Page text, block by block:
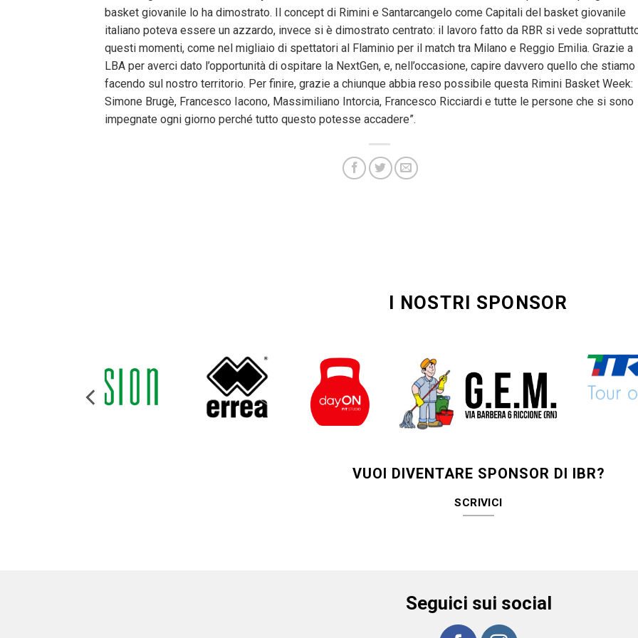
basket giovanile lo ha dimostrato. Il concept di Rimini e Santarcangelo come Capitali del basket giovanile
italiano poteva essere un azzardo, invece si è dimostrato centrato: il lavoro fatto da RBR si vede
questi momenti, come nel migliaio di spettatori al Flaminio per il match tra Milano e Reggio Emilia. Grazie a
LBA per averci dato l’opportunità di ospitare la NextGen, e, nell’occasione, capire davvero quello che stiamo
facendo sul nostro territorio. Per finire, grazie a chiunque abbia reso possibile questa Rimini Basket Week:
Simone Brugè, Francesco Iacono, Massimiliano Intorcia, Francesco Ricciardi e tutte le persone che si sono
impegnate ogni giorno perché tutto questo potesse accadere”.
I NOSTRI SPONSOR
VUOI DIVENTARE SPONSOR DI IBR?
SCRIVICI
Seguici sui social